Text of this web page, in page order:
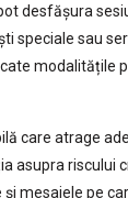
desfășura
speciale sau
modalitățile
care atrage
asupra riscului
mesajele pe